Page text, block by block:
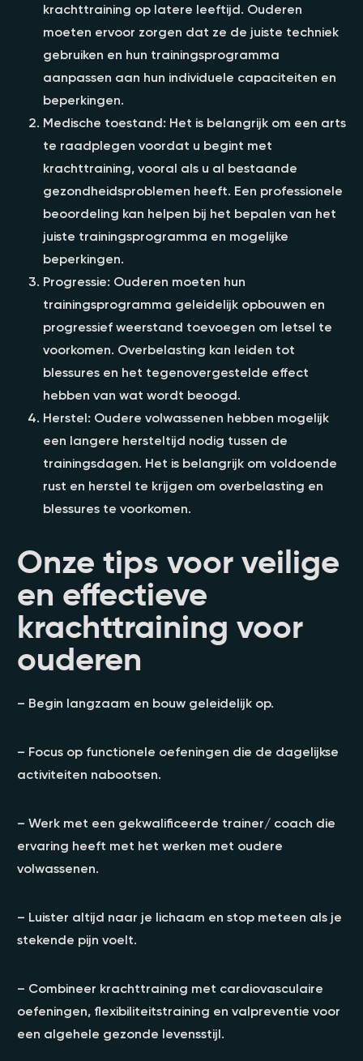
krachttraining op latere leeftijd. Ouderen
moeten ervoor zorgen dat ze de juiste techniek
gebruiken en hun trainingsprogramma
aanpassen aan hun individuele capaciteiten en
beperkingen.
Medische toestand: Het is belangrijk om een arts
te raadplegen voordat u begint met
krachttraining, vooral als u al bestaande
gezondheidsproblemen heeft. Een professionele
beoordeling kan helpen bij het bepalen van het
juiste trainingsprogramma en mogelijke
beperkingen.
Progressie: Ouderen moeten hun
trainingsprogramma geleidelijk opbouwen en
progressief weerstand toevoegen om letsel te
voorkomen. Overbelasting kan leiden tot
blessures en het tegenovergestelde effect
hebben van wat wordt beoogd.
Herstel: Oudere volwassenen hebben mogelijk
een langere hersteltijd nodig tussen de
trainingsdagen. Het is belangrijk om voldoende
rust en herstel te krijgen om overbelasting en
blessures te voorkomen.
Onze tips voor veilige
en effectieve
krachttraining voor
ouderen
– Begin langzaam en bouw geleidelijk op.
– Focus op functionele oefeningen die de dagelijkse
activiteiten nabootsen.
– Werk met een gekwalificeerde trainer/ coach die
ervaring heeft met het werken met oudere
volwassenen.
– Luister altijd naar je lichaam en stop meteen als je
stekende pijn voelt.
– Combineer krachttraining met cardiovasculaire
oefeningen, flexibiliteitstraining en valpreventie voor
een algehele gezonde levensstijl.